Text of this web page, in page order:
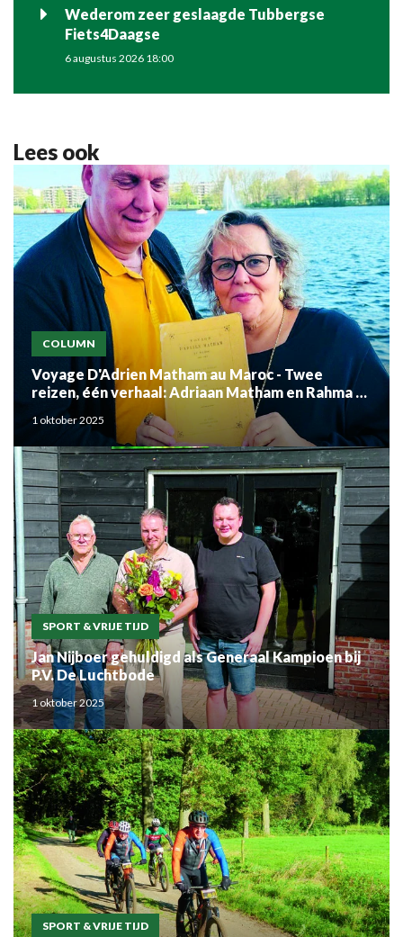
Wederom zeer geslaagde Tubbergse
Fiets4Daagse
6 augustus 2026 18:00
Lees ook
COLUMN
Voyage D'Adrien Matham au Maroc - Twee
reizen, één verhaal: Adriaan Matham en Rahma el
Mouden
1 oktober 2025
SPORT & VRIJE TIJD
Jan Nijboer gehuldigd als Generaal Kampioen bij
P.V. De Luchtbode
1 oktober 2025
SPORT & VRIJE TIJD